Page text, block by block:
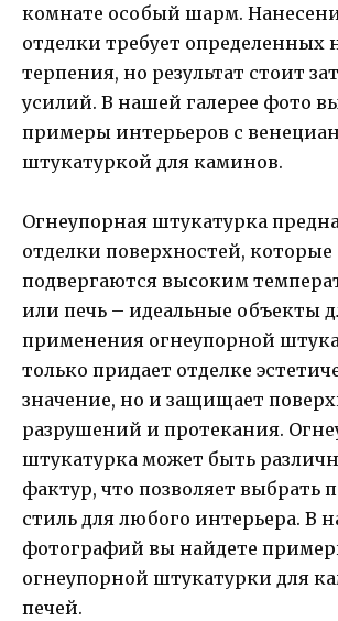
комнате особый шарм.
отделки требует определенных
терпения, но результат стоит
усилий. В нашей галерее фото
примеры интерьеров с
штукатуркой для каминов.
Огнеупорная штукатурка
отделки поверхностей, которые
подвергаются высоким
или печь – идеальные объекты
применения огнеупорной
только придает отделке
значение, но и защищает
разрушений и протекания.
штукатурка может быть
фактур, что позволяет выбрать
стиль для любого интерьера. В
фотографий вы найдете
огнеупорной штукатурки для
печей.